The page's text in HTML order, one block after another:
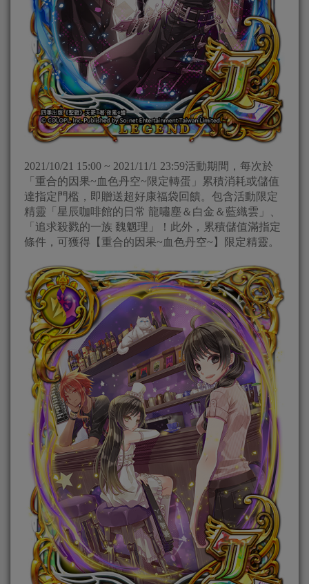
2021/10/21 15:00 ~ 2021/11/1 23:59活動期間，每次於
「重合的因果~血色丹空~限定轉蛋」累積消耗或儲值
達指定門檻，即贈送超好康福袋回饋。包含活動限定
精靈「星辰咖啡館的日常 龍嘯塵＆白金＆藍織雲」、
「追求殺戮的一族 魏魍理」！此外，累積儲值滿指定
條件，可獲得【重合的因果~血色丹空~】限定精靈。